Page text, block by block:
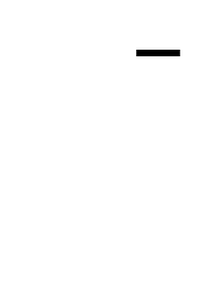
merken